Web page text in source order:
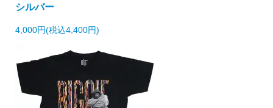
シルバー
4,000円(税込4,400円)